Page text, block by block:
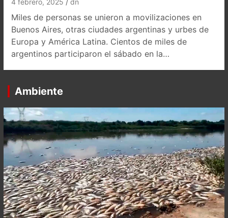
Miles de personas se unieron a movilizaciones en
Buenos Aires, otras ciudades argentinas y urbes de
Europa y América Latina. Cientos de miles de
argentinos participaron el sábado en la…
Ambiente